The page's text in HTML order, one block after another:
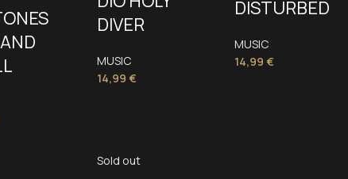
DIVER
MUSIC
14,99 €
DISTURBED
MUSIC
14,99 €
Sold out